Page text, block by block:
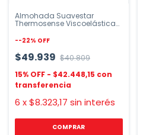
Almohada Suavestar
Thermosense Viscoelástica
--22% OFF
$49.939 $40.809
$42.448,15
6 x$8.323,17 sin interés
COMPRAR